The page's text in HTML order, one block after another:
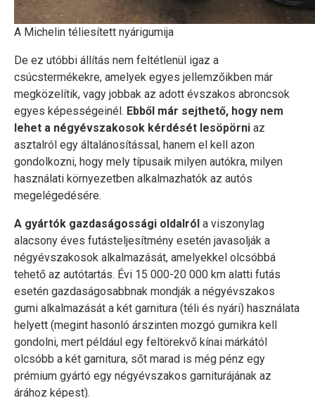
A Michelin téliesített nyárigumija
De ez utóbbi állítás nem feltétlenül igaz a
csúcstermékekre, amelyek egyes jellemzőikben már
megközelítik, vagy jobbak az adott évszakos abroncsok
egyes képességeinél. Ebből már sejthető, hogy nem
lehet a négyévszakosok kérdését lesöpörni az
asztalról egy általánosítással, hanem el kell azon
gondolkozni, hogy mely típusaik milyen autókra, milyen
használati környezetben alkalmazhatók az autós
megelégedésére.
A gyártók gazdaságossági oldalról a viszonylag
alacsony éves futásteljesítmény esetén javasolják a
négyévszakosok alkalmazását, amelyekkel olcsóbbá
tehető az autótartás. Évi 15 000-20 000 km alatti futás
esetén gazdaságosabbnak mondják a négyévszakos
gumi alkalmazását a két garnitura (téli és nyári) használata
helyett (megint hasonló árszinten mozgó gumikra kell
gondolni, mert például egy feltörekvő kínai márkától
olcsóbb a két garnitura, sőt marad is még pénz egy
prémium gyártó egy négyévszakos garniturájának az
árához képest).